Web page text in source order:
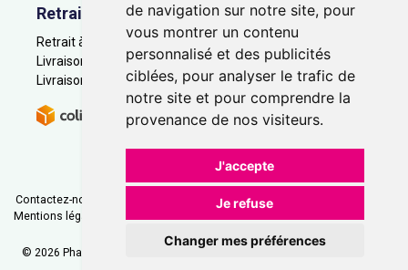
de navigation sur notre site, pour
vous montrer un contenu
personnalisé et des publicités
ciblées, pour analyser le trafic de
notre site et pour comprendre la
provenance de nos visiteurs.
J'accepte
Je refuse
Changer mes préférences
Retrait - Livraison
Retrait à la pharmacie - Click & Collect
Livraison en Point Relais
Livraison à domicile
Contactez-nous | Déclarer un effet indésirable
Mentions légales
Cookies
Préférences Cookies
© 2026 Pharmacie Saint-Jacques